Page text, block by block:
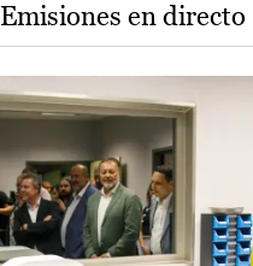
Emisiones en directo